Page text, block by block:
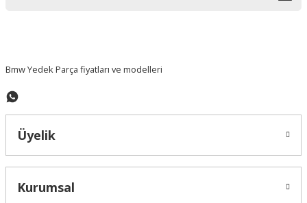
Bmw Yedek Parça fiyatları ve modelleri
Üyelik
Kurumsal